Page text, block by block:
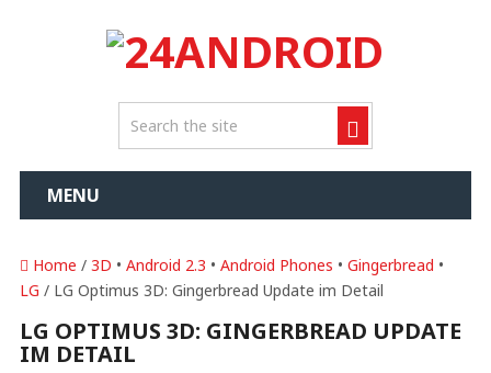
MENU
Home / 3D • Android 2.3 • Android Phones • Gingerbread •
LG / LG Optimus 3D: Gingerbread Update im Detail
LG OPTIMUS 3D: GINGERBREAD UPDATE
IM DETAIL